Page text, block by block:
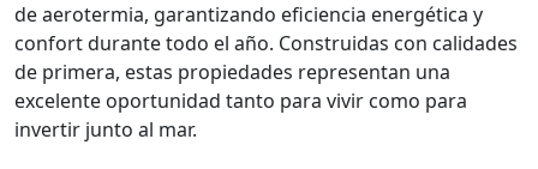
de aerotermia, garantizando eficiencia energética y
confort durante todo el año. Construidas con calidades
de primera, estas propiedades representan una
excelente oportunidad tanto para vivir como para
invertir junto al mar.